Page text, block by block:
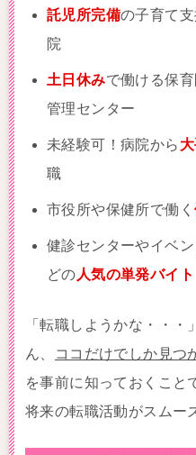
託児所完備の子育て
院
土日休みで働ける保
管理センター
未経験可！病院から
職
市役所や保健所で働く
健診センターやイベ
どの 人気の単発バイト
「転職しようかな・・
ん、
ココだけでしか見つ
を事前に知っておくこと
将来の転職活動がスムー